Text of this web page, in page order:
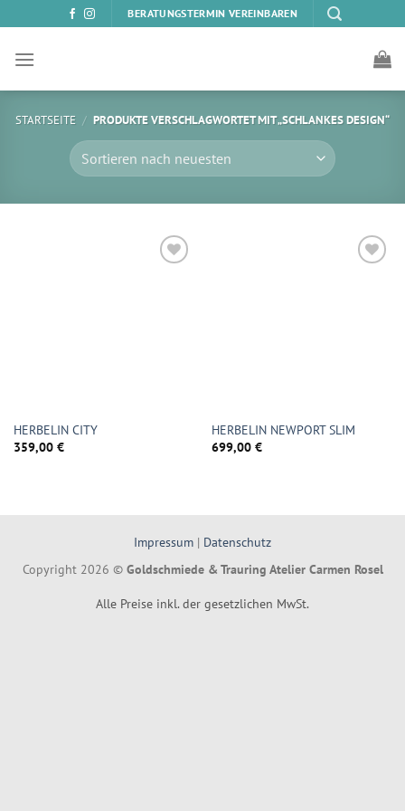
Inhalt
springen
BERATUNGSTERMIN VEREINBAREN
STARTSEITE / PRODUKTE VERSCHLAGWORTET MIT „SCHLANKES DESIGN“
HERBELIN CITY
359,00 €
HERBELIN NEWPORT SLIM
699,00 €
Impressum | Datenschutz
Copyright 2026 © Goldschmiede & Trauring Atelier Carmen Rosel
Alle Preise inkl. der gesetzlichen MwSt.